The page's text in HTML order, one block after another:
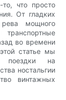
что просто
От гладких
мощного
во времени
статье мы
поездки на
ностальгии
винтажных